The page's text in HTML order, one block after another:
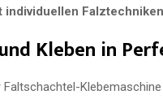
individuellen Falztechniken
Kleben in